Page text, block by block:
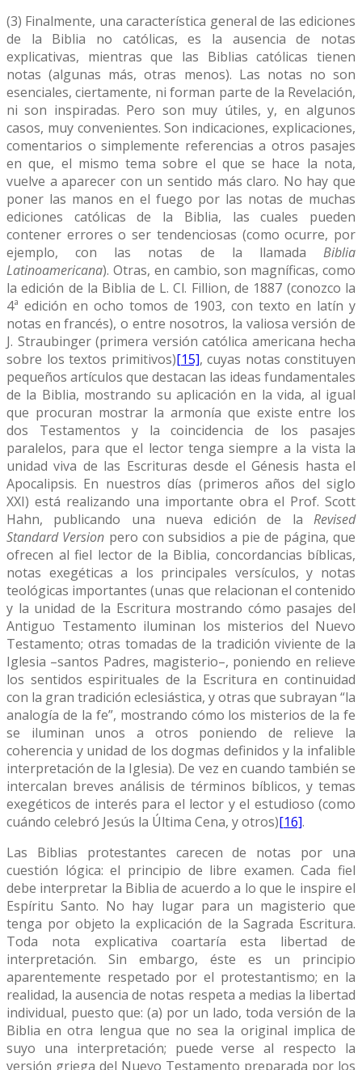
(3) Finalmente, una característica general de las ediciones
de la Biblia no católicas, es la ausencia de notas
explicativas, mientras que las Biblias católicas tienen
notas (algunas más, otras menos). Las notas no son
esenciales, ciertamente, ni forman parte de la Revelación,
ni son inspiradas. Pero son muy útiles, y, en algunos
casos, muy convenientes. Son indicaciones, explicaciones,
comentarios o simplemente referencias a otros pasajes
en que, el mismo tema sobre el que se hace la nota,
vuelve a aparecer con un sentido más claro. No hay que
poner las manos en el fuego por las notas de muchas
ediciones católicas de la Biblia, las cuales pueden
contener errores o ser tendenciosas (como ocurre, por
ejemplo, con las notas de la llamada Biblia
Latinoamericana). Otras, en cambio, son magníficas, como
la edición de la Biblia de L. Cl. Fillion, de 1887 (conozco la
4ª edición en ocho tomos de 1903, con texto en latín y
notas en francés), o entre nosotros, la valiosa versión de
J. Straubinger (primera versión católica americana hecha
sobre los textos primitivos)[15], cuyas notas constituyen
pequeños artículos que destacan las ideas fundamentales
de la Biblia, mostrando su aplicación en la vida, al igual
que procuran mostrar la armonía que existe entre los
dos Testamentos y la coincidencia de los pasajes
paralelos, para que el lector tenga siempre a la vista la
unidad viva de las Escrituras desde el Génesis hasta el
Apocalipsis. En nuestros días (primeros años del siglo
XXI) está realizando una importante obra el Prof. Scott
Hahn, publicando una nueva edición de la Revised
Standard Version pero con subsidios a pie de página, que
ofrecen al fiel lector de la Biblia, concordancias bíblicas,
notas exegéticas a los principales versículos, y notas
teológicas importantes (unas que relacionan el contenido
y la unidad de la Escritura mostrando cómo pasajes del
Antiguo Testamento iluminan los misterios del Nuevo
Testamento; otras tomadas de la tradición viviente de la
Iglesia –santos Padres, magisterio–, poniendo en relieve
los sentidos espirituales de la Escritura en continuidad
con la gran tradición eclesiástica, y otras que subrayan “la
analogía de la fe”, mostrando cómo los misterios de la fe
se iluminan unos a otros poniendo de relieve la
coherencia y unidad de los dogmas definidos y la infalible
interpretación de la Iglesia). De vez en cuando también se
intercalan breves análisis de términos bíblicos, y temas
exegéticos de interés para el lector y el estudioso (como
cuándo celebró Jesús la Última Cena, y otros)[16].
Las Biblias protestantes carecen de notas por una
cuestión lógica: el principio de libre examen. Cada fiel
debe interpretar la Biblia de acuerdo a lo que le inspire el
Espíritu Santo. No hay lugar para un magisterio que
tenga por objeto la explicación de la Sagrada Escritura.
Toda nota explicativa coartaría esta libertad de
interpretación. Sin embargo, éste es un principio
aparentemente respetado por el protestantismo; en la
realidad, la ausencia de notas respeta a medias la libertad
individual, puesto que: (a) por un lado, toda versión de la
Biblia en otra lengua que no sea la original implica de
suyo una interpretación; puede verse al respecto la
versión griega del Nuevo Testamento preparada por los